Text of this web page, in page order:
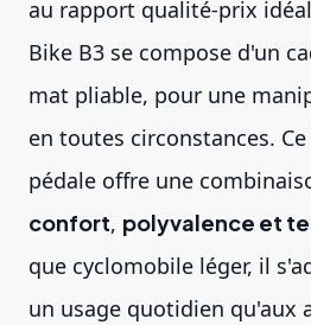
au rapport qualité-prix
Bike B3 se compose d'un
mat pliable, pour une
en toutes circonstances.
pédale offre une
confort, polyvalence et
que cyclomobile léger, il
un usage quotidien qu'aux